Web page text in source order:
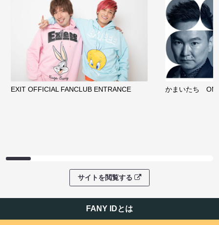
EXIT OFFICIAL FANCLUB ENTRANCE かまいたち
サイトを閲覧する
FANY IDとは